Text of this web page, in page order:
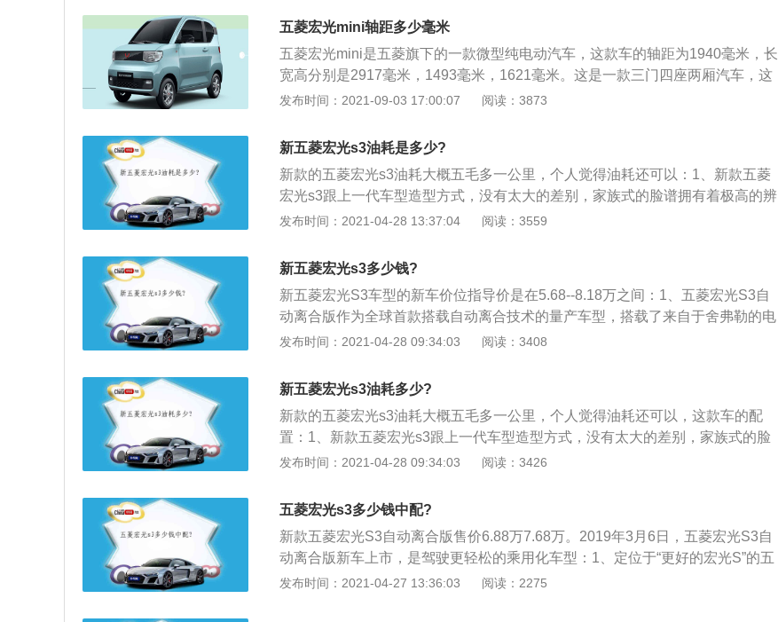
型，一款为1.5L手动版，最大功率为82kw，最大扭矩为146.5牛米，最大马力为1
12马力，匹配6挡手动变速箱，1.5T车型同样采用手动模式，最大功率为110k
w，最大扭矩为230牛米，最大马力可达到150马力，匹配6挡手动变速箱。汽车
的油箱容积能够衡量一辆汽车的油量承载能力，一般来说，家用轿车的油箱容积
要小于家用SUV，所以油箱容积的大小直接关乎汽车的油耗，一般家用轿车的油
车，油箱容积也不相同，油箱容积没有硬性规定。
五菱宏光mini轴距多少毫米
五菱宏光mini是五菱旗下的一款微型纯电动汽车，这款车的轴距为1940毫米，长
宽高分别是2917毫米，1493毫米，1621毫米。这是一款三门四座两厢汽车，这
款车是单电机车型，并且这款车的电动机是后置的，所以这款车也是后轮驱动
搭载了锂离子电池，很多电动汽车和插电混动汽车都会使用锂离子电池。这种电
池的能量密度更高，并且重量也是更轻的。五菱宏光mini的前悬架使用了麦弗逊
独立悬架，后悬架使用了多连杆非独立悬架。多连杆非独立悬架的舒适性和操控
性都是不如独立悬架的。但是后悬架使用非独立悬架可以降低整车的制造成本，
成本降低了汽车的售价也是可以大幅度降低的。并且后悬架使用非独立悬架可以
逊悬架是一种比较常见的独立悬架，这种悬架只有一个L型控制臂，这种悬架是
几乎不会占用空间的。麦弗逊悬架也是应用最广泛的独立悬架。
发布时间：2021-09-03 17:00:07 阅读：3873
新五菱宏光s3油耗是多少?
新款的五菱宏光s3油耗大概五毛多一公里，个人觉得油耗还可以：1、新款五菱
宏光s3跟上一代车型造型方式，没有太大的差别，家族式的脸谱拥有着极高的辨
识度，上格栅采用了明显的分体式来设计，中间安装的红色车标，变得格外醒
调整，这种有棱有角的造型让车头有一种肃然起敬的感觉，看起来比较不好惹。
两侧的大灯虽然均采用卤素光源，但是好在加入了LED日行灯来点缀，还是提升
了这款车颜值的；3、尺寸方面，五菱宏光s3这款车拥有的长宽高分别达到4658×
1736×1798毫米，更带来了2.8米的轴距。从侧面看，这款车加入了黑色的行李
架，并拥有了悬浮式车顶，配合较高的离地间隙，使得这款车看起来有几分SUV
看，这款车也有着不错的时尚气质。两侧的尾灯同样采用卤素光源，但是在配置
方面却加入了倒车影像，后倒车雷达，使其实用性大大增强。
发布时间：2021-04-28 13:37:04 阅读：3559
新五菱宏光s3多少钱?
新五菱宏光S3车型的新车价位指导价是在5.68--8.18万之间：1、五菱宏光S3自
动离合版作为全球首款搭载自动离合技术的量产车型，搭载了来自于舍弗勒的电
子离合系统，通过智能辅助换挡，完全去除了离合器踏板，驾驶员可直接通过换
弗勒电子离合器即可实现传统自动挡的跟车蠕行和快速起步功能；3、在行驶
时，若发动机发生“熄火倾向”，五菱宏光S3自动离合版会自动打开离合器，对发
动机实行熄火保护。在红灯起步及坡道起步时，此功能可提升驾驶的安全性；
4、相较手动挡车型，五菱宏光S3自动离合版简化了操作步骤，解放了驾驶人员
的左脚。高效传动使得自动离合版油耗比CVT车型降低2%-10%，燃油更经济
发布时间：2021-04-28 09:34:03 阅读：3408
新五菱宏光s3油耗多少?
新款的五菱宏光s3油耗大概五毛多一公里，个人觉得油耗还可以，这款车的配
置：1、新款五菱宏光s3跟上一代车型造型方式，没有太大的差别，家族式的脸
谱拥有着极高的辨识度，上格栅采用了明显的分体式来设计，中间安装的红色车
款车进行了重新调整，这种有棱有角的造型让车头有一种肃然起敬的感觉，看起
来比较不好惹。两侧的大灯虽然均采用卤素光源，但是好在加入了LED日行灯来
点缀，还是提升了这款车颜值的；3、尺寸方面，五菱宏光s3这款车拥有的长宽
高分别达到4658×1736×1798毫米，更带来了2.8米的轴距。从侧面看，这款车加
入了黑色的行李架，并拥有了悬浮式车顶，配合较高的离地间隙，使得这款车看
发布时间：2021-04-28 09:34:03 阅读：3426
五菱宏光s3多少钱中配?
新款五菱宏光S3自动离合版售价6.88万7.68万。2019年3月6日，五菱宏光S3自
动离合版新车上市，是驾驶更轻松的乘用化车型：1、定位于“更好的宏光S”的五
菱宏光S3，是基于五菱宏光S顺势推出的全新升级产品，具有比SUV更能装、比
发布时间：2021-04-27 13:36:03 阅读：2275